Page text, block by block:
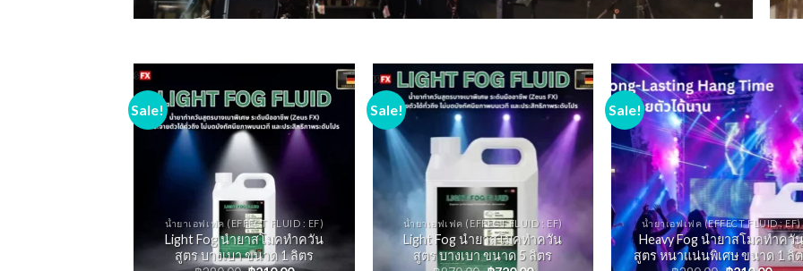
Sale!
น้ำยาเอฟเฟค (EFFECT FLUID : EF)
Light Fog นํายาสโมคทําควัน
สูตร บางเบา ขนาด 1 ลิตร
Sale!
น้ำยาเอฟเฟค (EFFECT FLUID : EF)
Light Fog นํายาสโมคทําควัน
สูตร บางเบา ขนาด 5 ลิตร
Sale!
น้ำยาเอฟเฟค (EFFECT FLUID : EF)
Heavy Fog นํายาสโมคทําควั
สูตร หนาแน่นพิเศษ ขนาด 1 ลิ